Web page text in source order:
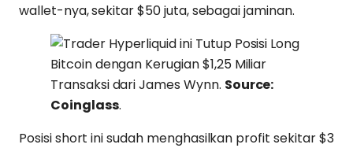
wallet-nya, sekitar $50 juta, sebagai jaminan.
Transaksi dari James Wynn. Source:
Coinglass.
Posisi short ini sudah menghasilkan profit sekitar $3